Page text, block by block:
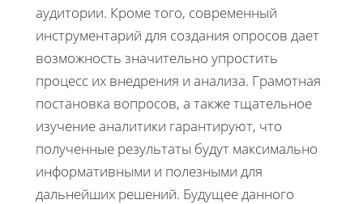
аудитории. Кроме того, современный
инструментарий для создания опросов дает
возможность значительно упростить
процесс их внедрения и анализа. Грамотная
постановка вопросов, а также тщательное
изучение аналитики гарантируют, что
полученные результаты будут максимально
информативными и полезными для
дальнейших решений. Будущее данного